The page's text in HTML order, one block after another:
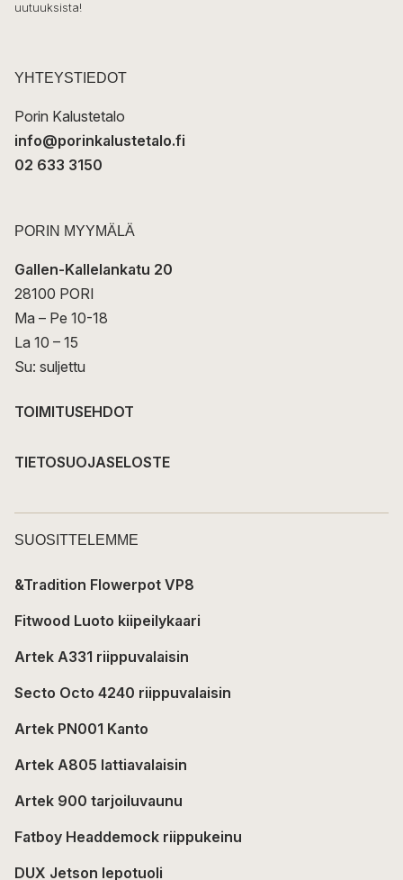
k
t
uutuuksista!
YHTEYSTIEDOT
Porin Kalustetalo
info@porinkalustetalo.fi
02 633 3150
PORIN MYYMÄLÄ
Gallen-Kallelankatu 20
28100 PORI
Ma – Pe 10-18
La 10 – 15
Su: suljettu
TOIMITUSEHDOT
TIETOSUOJASELOSTE
SUOSITTELEMME
&Tradition Flowerpot VP8
Fitwood Luoto kiipeilykaari
Artek A331 riippuvalaisin
Secto Octo 4240 riippuvalaisin
Artek PN001 Kanto
Artek A805 lattiavalaisin
Artek 900 tarjoiluvaunu
Fatboy Headdemock riippukeinu
DUX Jetson lepotuoli